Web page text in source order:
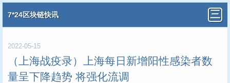
7*24区块链快讯
2022-05-15
（上海战疫录）上海每日新增阳性感染者数
量呈下降趋势 将强化流调